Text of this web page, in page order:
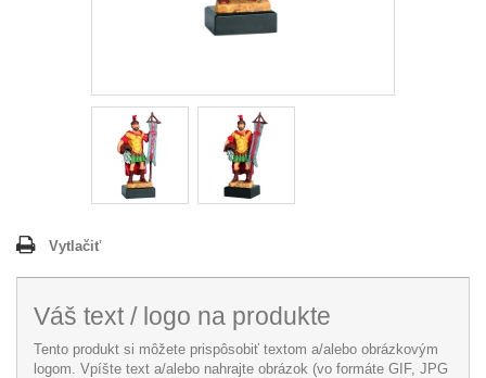
Vytlačiť
Váš text / logo na produkte
Tento produkt si môžete prispôsobiť textom a/alebo obrázkovým
logom. Vpíšte text a/alebo nahrajte obrázok (vo formáte GIF, JPG